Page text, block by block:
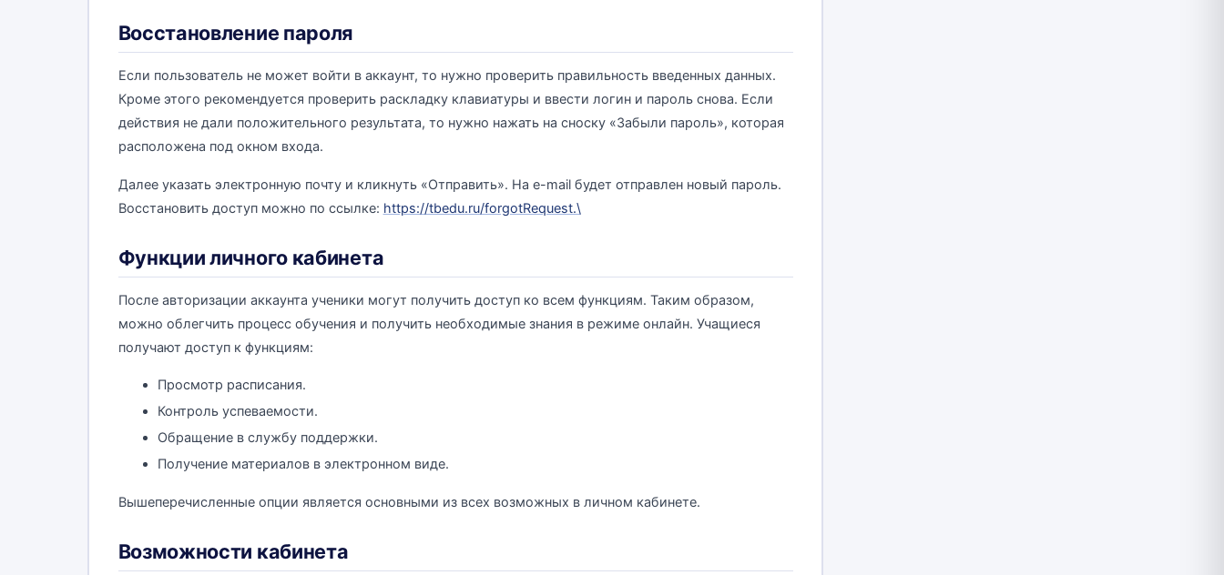
Восстановление пароля
Если пользователь не может войти в аккаунт, то нужно проверить правильность введенных данных.
Кроме этого рекомендуется проверить раскладку клавиатуры и ввести логин и пароль снова. Если
действия не дали положительного результата, то нужно нажать на сноску «Забыли пароль», которая
расположена под окном входа.
Далее указать электронную почту и кликнуть «Отправить». На e-mail будет отправлен новый пароль.
Восстановить доступ можно по ссылке: https://tbedu.ru/forgotRequest.\
Функции личного кабинета
После авторизации аккаунта ученики могут получить доступ ко всем функциям. Таким образом,
можно облегчить процесс обучения и получить необходимые знания в режиме онлайн. Учащиеся
получают доступ к функциям:
Просмотр расписания.
Контроль успеваемости.
Обращение в службу поддержки.
Получение материалов в электронном виде.
Вышеперечисленные опции является основными из всех возможных в личном кабинете.
Возможности кабинета